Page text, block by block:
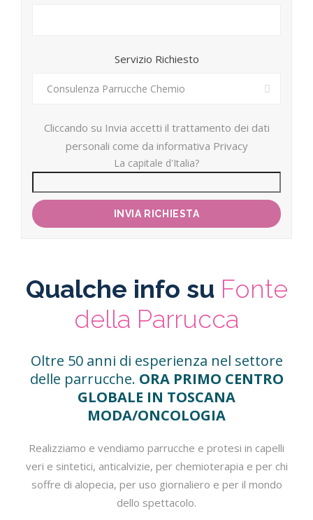
Servizio Richiesto
Cliccando su Invia accetti il trattamento dei dati
personali come da informativa Privacy
La capitale d'Italia?
Qualche info su Fonte
della Parrucca
Oltre 50 anni di esperienza nel settore
delle parrucche. ORA PRIMO CENTRO
GLOBALE IN TOSCANA
MODA/ONCOLOGIA
Realizziamo e vendiamo parrucche e protesi in capelli
veri e sintetici, anticalvizie, per chemioterapia e per chi
soffre di alopecia, per uso giornaliero e per il mondo
dello spettacolo.